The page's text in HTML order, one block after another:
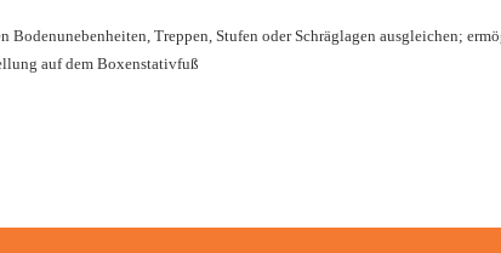
Bodenunebenheiten, Treppen, Stufen oder Schräglagen ausgleichen;
auf dem Boxenstativfuß